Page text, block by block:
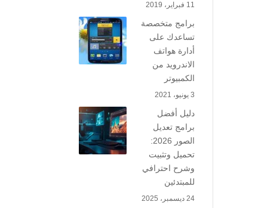
11 فبراير، 2019
برامج متخصصة
تساعدك على
أدارة هواتف
الاندرويد من
الكمبيوتر
3 يونيو، 2021
دليل أفضل
برامج تعديل
الصور 2026:
تحميل وتثبيت
وشرح احترافي
للمبتدئين
24 ديسمبر، 2025